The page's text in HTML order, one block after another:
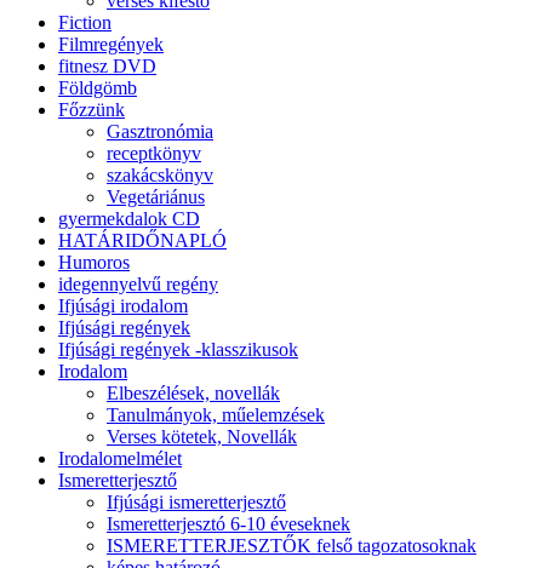
Fiction
Filmregények
fitnesz DVD
Földgömb
Főzzünk
Gasztronómia
receptkönyv
szakácskönyv
Vegetáriánus
gyermekdalok CD
HATÁRIDŐNAPLÓ
Humoros
idegennyelvű regény
Ifjúsági irodalom
Ifjúsági regények
Ifjúsági regények -klasszikusok
Irodalom
Elbeszélések, novellák
Tanulmányok, műelemzések
Verses kötetek, Novellák
Irodalomelmélet
Ismeretterjesztő
Ifjúsági ismeretterjesztő
Ismeretterjesztó 6-10 éveseknek
ISMERETTERJESZTŐK felső tagozatosoknak